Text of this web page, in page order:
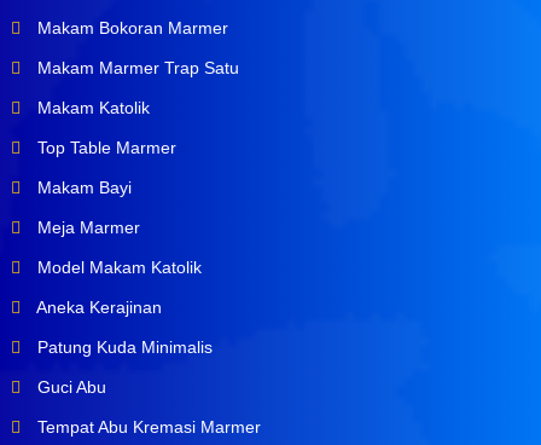
Makam Bokoran Marmer
Makam Marmer Trap Satu
Makam Katolik
Top Table Marmer
Makam Bayi
Meja Marmer
Model Makam Katolik
Aneka Kerajinan
Patung Kuda Minimalis
Guci Abu
Tempat Abu Kremasi Marmer